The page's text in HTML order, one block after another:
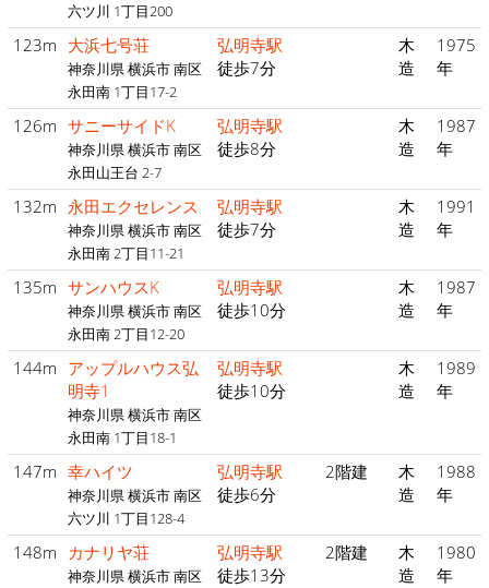
六ツ川 1丁目200
123m 大浜七号荘
神奈川県 横浜市 南区
永田南 1丁目17-2
弘明寺駅
徒歩7分
木
造
1975
年
126m サニーサイドK
神奈川県 横浜市 南区
永田山王台 2-7
弘明寺駅
徒歩8分
木
造
1987
年
132m 永田エクセレンス
神奈川県 横浜市 南区
永田南 2丁目11-21
弘明寺駅
徒歩7分
木
造
1991
年
135m サンハウスK
神奈川県 横浜市 南区
永田南 2丁目12-20
弘明寺駅
徒歩10分
木
造
1987
年
144m アップルハウス弘
明寺1
神奈川県 横浜市 南区
永田南 1丁目18-1
弘明寺駅
徒歩10分
木
造
1989
年
147m 幸ハイツ
神奈川県 横浜市 南区
六ツ川 1丁目128-4
弘明寺駅
徒歩6分
2階建
木
造
1988
年
148m カナリヤ荘
神奈川県 横浜市 南区
弘明寺駅
徒歩13分
2階建
木
造
1980
年